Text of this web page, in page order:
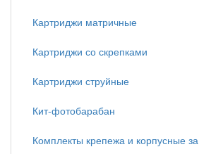
Картриджи матричные
Картриджи со скрепками
Картриджи струйные
Кит-фотобарабан
Комплекты крепежа и корпусные за